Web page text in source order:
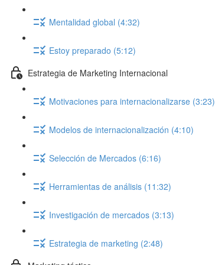
Mentalidad global (4:32)
Estoy preparado (5:12)
Estrategia de Marketing Internacional
Motivaciones para internacionalizarse (3:23)
Modelos de internacionalización (4:10)
Selección de Mercados (6:16)
Herramientas de análisis (11:32)
Investigación de mercados (3:13)
Estrategia de marketing (2:48)